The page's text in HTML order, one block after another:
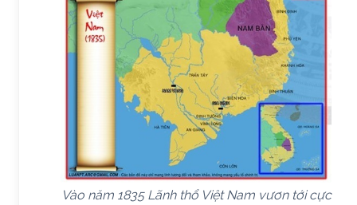
Vào năm 1835 Lãnh thổ Việt Nam vươn tới cực